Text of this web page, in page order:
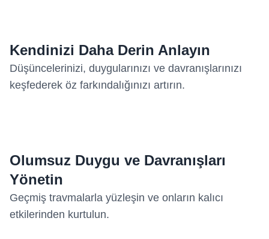
Kendinizi Daha Derin Anlayın
Düşüncelerinizi, duygularınızı ve davranışlarınızı
keşfederek öz farkındalığınızı artırın.
Olumsuz Duygu ve Davranışları
Yönetin
Geçmiş travmalarla yüzleşin ve onların kalıcı
etkilerinden kurtulun.